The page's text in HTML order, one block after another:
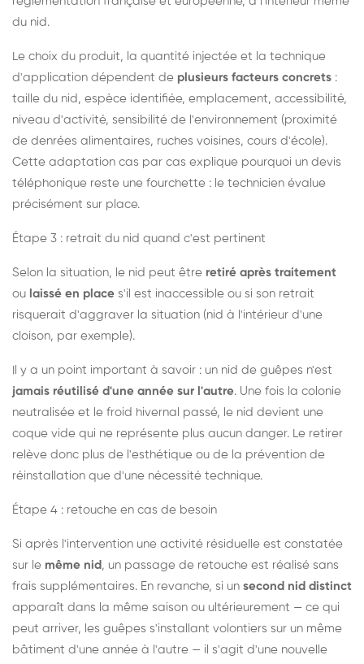
du nid.
Le choix du produit, la quantité injectée et la technique
d'application dépendent de plusieurs facteurs concrets :
taille du nid, espèce identifiée, emplacement, accessibilité,
niveau d'activité, sensibilité de l'environnement (proximité
de denrées alimentaires, ruches voisines, cours d'école).
Cette adaptation cas par cas explique pourquoi un devis
téléphonique reste une fourchette : le technicien évalue
précisément sur place.
Étape 3 : retrait du nid quand c'est pertinent
Selon la situation, le nid peut être retiré après traitement
ou laissé en place s'il est inaccessible ou si son retrait
risquerait d'aggraver la situation (nid à l'intérieur d'une
cloison, par exemple).
Il y a un point important à savoir : un nid de guêpes n'est
jamais réutilisé d'une année sur l'autre. Une fois la colonie
neutralisée et le froid hivernal passé, le nid devient une
coque vide qui ne représente plus aucun danger. Le retirer
relève donc plus de l'esthétique ou de la prévention de
réinstallation que d'une nécessité technique.
Étape 4 : retouche en cas de besoin
Si après l'intervention une activité résiduelle est constatée
sur le même nid , un passage de retouche est réalisé sans
frais supplémentaires. En revanche, si un second nid distinct
apparaît dans la même saison ou ultérieurement — ce qui
peut arriver, les guêpes s'installant volontiers sur un même
bâtiment d'une année à l'autre — il s'agit d'une nouvelle